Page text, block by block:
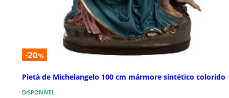
-20%
Pietà de Michelangelo 100 cm mármore sintético colorido
DISPONÍVEL